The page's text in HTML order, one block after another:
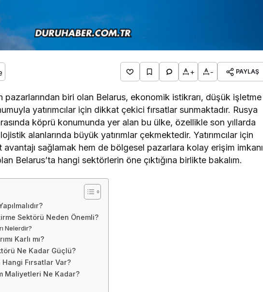
+ - PAYLAŞ
pazarlarından biri olan Belarus, ekonomik istikrarı, düşük işletme
yatırımcılar için dikkat çekici fırsatlar sunmaktadır. Rusya
köprü konumunda yer alan bu ülke, özellikle son yıllarda
alanlarında büyük yatırımlar çekmektedir. Yatırımcılar için
sağlamak hem de bölgesel pazarlara kolay erişim imkanı
Belarus’ta hangi sektörlerin öne çıktığına birlikte bakalım.
Sektörü Neden Önemli?
Nelerdir?
Karlı mı?
Ne Kadar Güçlü?
Fırsatlar Var?
Maliyetleri Ne Kadar?